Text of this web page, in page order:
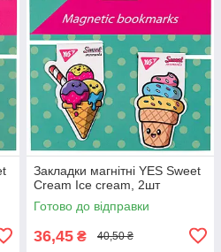
Закладки магнітні YES Sweet
Cream Ice cream, 2шт
Готово до відправки
36,45 ₴ 40,50 ₴